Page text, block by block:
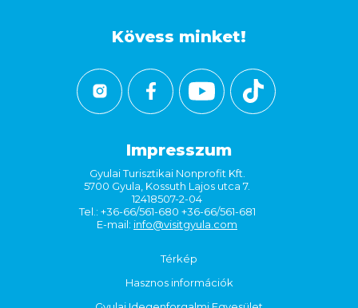
Kövess minket!
Impresszum
Gyulai Turisztikai Nonprofit Kft.
5700 Gyula, Kossuth Lajos utca 7.
12418507-2-04
Tel.: +36-66/561-680 +36-66/561-681
E-mail: info@visitgyula.com
Térkép
Hasznos információk